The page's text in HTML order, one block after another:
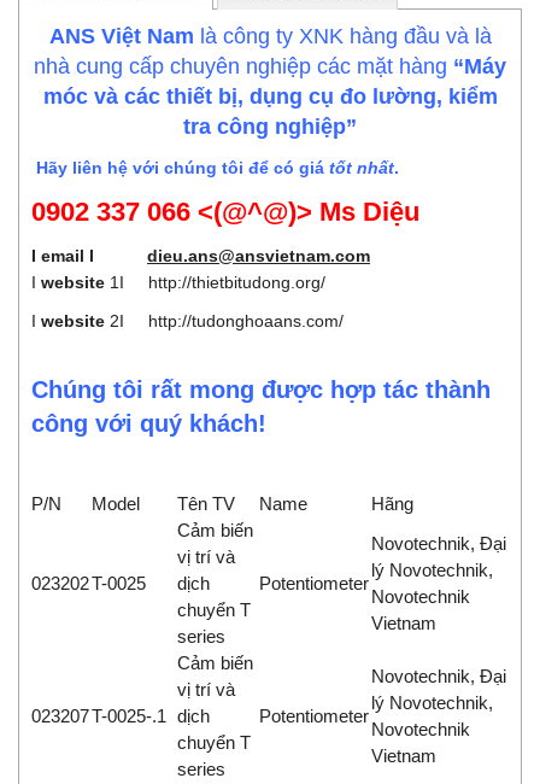
ANS Việt Nam là công ty XNK hàng đầu và là
nhà cung cấp chuyên nghiệp các mặt hàng “Máy
móc và các thiết bị, dụng cụ đo lường, kiểm
tra công nghiệp”
Hãy liên hệ với chúng tôi để có giá tốt nhất.
0902 337 066 <(@^@)> Ms Diệu
I email I dieu.ans@ansvietnam.com
I website 1I http://thietbitudong.org/
I website 2I http://tudonghoaans.com/
Chúng tôi rất mong được hợp tác thành
công với quý khách!
P/N Model Tên TV Name Hãng
023202T-0025
Cảm biến
vị trí và
dịch
chuyển T
series
Potentiometer
Novotechnik, Đại
lý Novotechnik,
Novotechnik
Vietnam
023207T-0025-.1
Cảm biến
vị trí và
dịch
chuyển T
series
Potentiometer
Novotechnik, Đại
lý Novotechnik,
Novotechnik
Vietnam